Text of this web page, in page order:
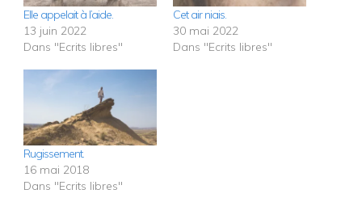
Elle appelait à l’aide.
13 juin 2022
Dans "Ecrits libres"
Cet air niais.
30 mai 2022
Dans "Ecrits libres"
Rugissement.
16 mai 2018
Dans "Ecrits libres"